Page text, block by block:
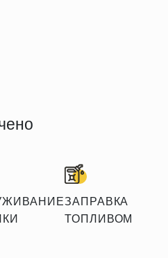
ЗАПРАВКА
ТОПЛИВОМ